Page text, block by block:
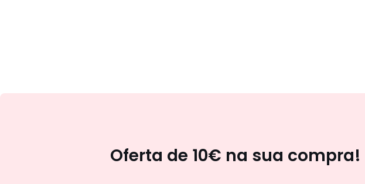
Oferta de 10€ na sua compra!